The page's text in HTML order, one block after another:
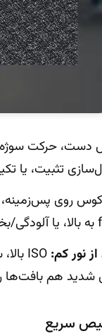
تثبیت، یا
نور کم:
شدید هم بافت‌ها
سریع